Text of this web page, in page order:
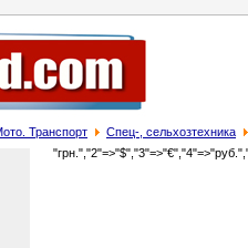
Транспорт Спец-, cельхозтехника